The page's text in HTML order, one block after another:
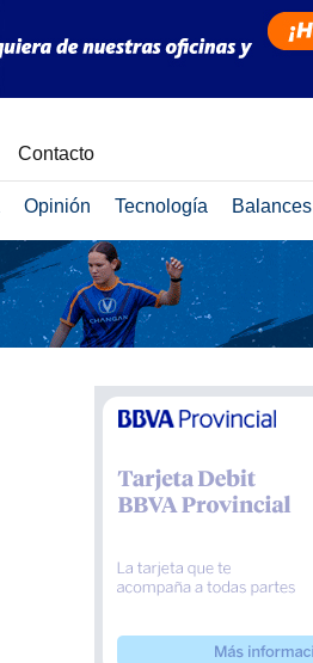
Contacto
Opinión Tecnología Balances